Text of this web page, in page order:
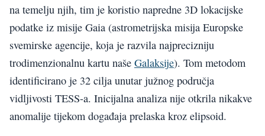
na temelju njih, tim je koristio napredne 3D lokacijske
podatke iz misije Gaia (astrometrijska misija Europske
svemirske agencije, koja je razvila najprecizniju
trodimenzionalnu kartu naše Galaksije). Tom metodom
identificirano je 32 cilja unutar južnog područja
vidljivosti TESS-a. Inicijalna analiza nije otkrila nikakve
anomalije tijekom događaja prelaska kroz elipsoid.